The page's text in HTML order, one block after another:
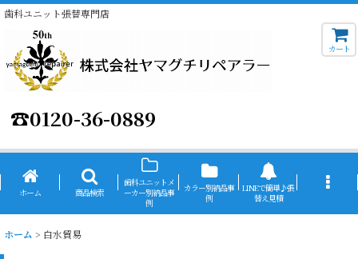
歯科ユニット張替専門店
☎0120-36-0889
カート
ホーム 商品検索
歯科ユニットメ
ーカー別納品事
例
カラー別納品事
例
LINEで簡単♪張
替え見積
ホーム > 白水貿易